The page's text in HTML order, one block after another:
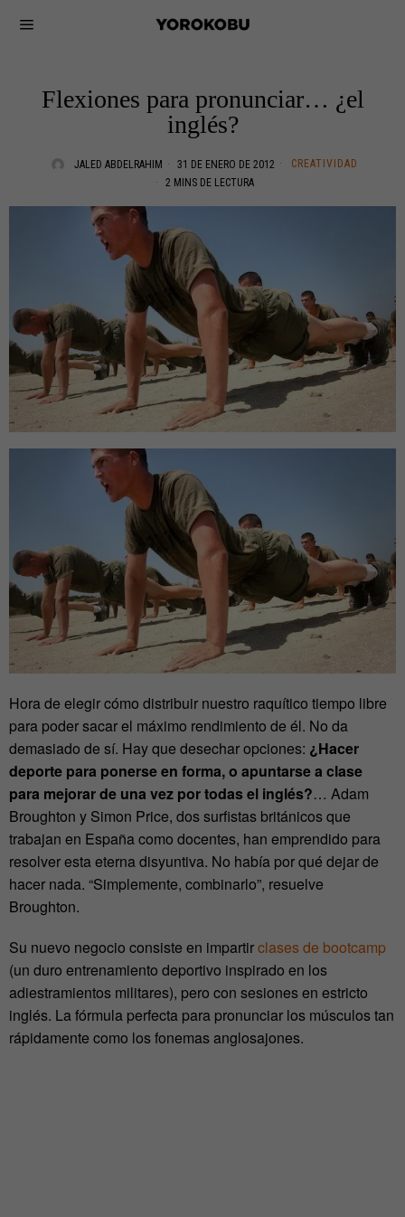
Flexiones para pronunciar… ¿el
inglés?
JALED ABDELRAHIM 31 DE ENERO DE 2012
CREATIVIDAD
2 MINS DE LECTURA
Hora de elegir cómo distribuir nuestro raquítico tiempo libre
para poder sacar el máximo rendimiento de él. No da
demasiado de sí. Hay que desechar opciones: ¿Hacer
deporte para ponerse en forma, o apuntarse a clase
para mejorar de una vez por todas el inglés?… Adam
Broughton y Simon Price, dos surfistas británicos que
trabajan en España como docentes, han emprendido para
resolver esta eterna disyuntiva. No había por qué dejar de
hacer nada. “Simplemente, combinarlo”, resuelve
Broughton.
Su nuevo negocio consiste en impartirclases de bootcamp
(un duro entrenamiento deportivo inspirado en los
adiestramientos militares), pero con sesiones en estricto
inglés. La fórmula perfecta para pronunciar los músculos tan
rápidamente como los fonemas anglosajones.